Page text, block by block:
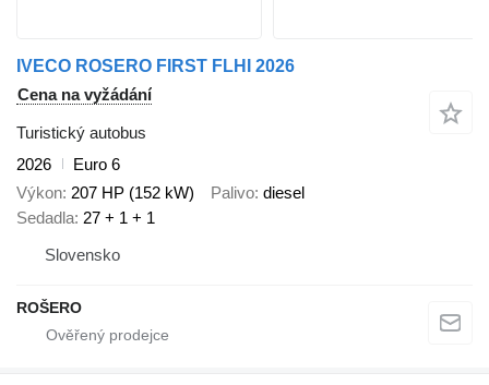
IVECO ROSERO FIRST FLHI 2026
Cena na vyžádání
Turistický autobus
2026
Euro 6
Výkon 207 HP (152 kW) Palivo diesel
Sedadla 27 + 1 + 1
Slovensko
ROŠERO